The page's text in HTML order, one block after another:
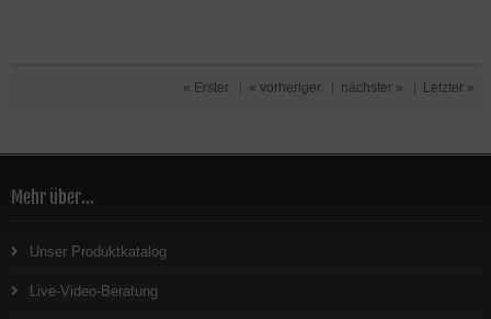
« Erster « vorheriger nächster » Letzter »
Mehr über...
Unser Produktkatalog
Live-Video-Beratung